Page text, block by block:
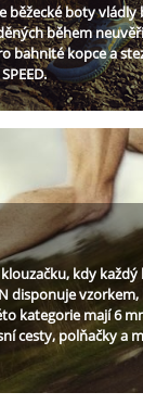
běžecké boty
během
kopce a
kdy
disponuje
kategorie mají 6
cesty, polňačky